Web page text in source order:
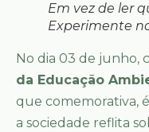
Em vez de ler
Experimente
No dia 03 de junho,
da Educação
que comemorativa,
a sociedade reflita